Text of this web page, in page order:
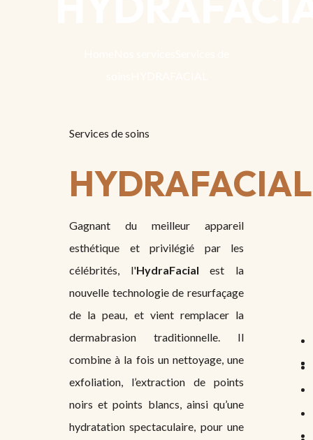
Services de soins
HYDRAFACIAL
Gagnant du meilleur appareil
esthétique et privilégié par les
célébrités, l'HydraFacial est la
nouvelle technologie de resurfaçage
de la peau, et vient remplacer la
dermabrasion traditionnelle. Il
combine à la fois un nettoyage, une
exfoliation, l’extraction de points
noirs et points blancs, ainsi qu’une
hydratation spectaculaire, pour une